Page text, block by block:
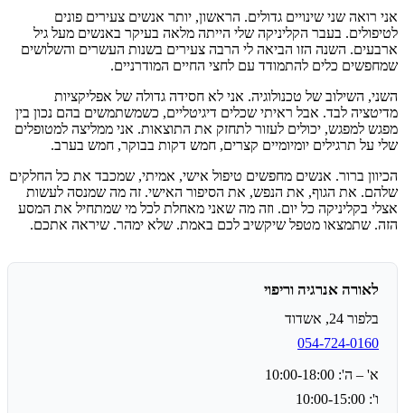
אני רואה שני שינויים גדולים. הראשון, יותר אנשים צעירים פונים
לטיפולים. בעבר הקליניקה שלי הייתה מלאה בעיקר באנשים מעל גיל
ארבעים. השנה הזו הביאה לי הרבה צעירים בשנות העשרים והשלושים
שמחפשים כלים להתמודד עם לחצי החיים המודרניים.
השני, השילוב של טכנולוגיה. אני לא חסידה גדולה של אפליקציות
מדיטציה לבד. אבל ראיתי שכלים דיגיטליים, כשמשתמשים בהם נכון בין
מפגש למפגש, יכולים לעזור לתחזק את התוצאות. אני ממליצה למטופלים
שלי על תרגילים יומיומיים קצרים, חמש דקות בבוקר, חמש בערב.
הכיוון ברור. אנשים מחפשים טיפול אישי, אמיתי, שמכבד את כל החלקים
שלהם. את הגוף, את הנפש, את הסיפור האישי. זה מה שמנסה לעשות
אצלי בקליניקה כל יום. וזה מה שאני מאחלת לכל מי שמתחיל את המסע
הזה. שתמצאו מטפל שיקשיב לכם באמת. שלא ימהר. שיראה אתכם.
לאורה אנרגיה וריפוי
בלפור 24, אשדוד
054-724-0160
א' – ה': 10:00-18:00
ו': 10:00-15:00